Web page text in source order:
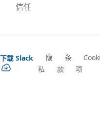
信任
下载 Slack
隐
私
条
款
项